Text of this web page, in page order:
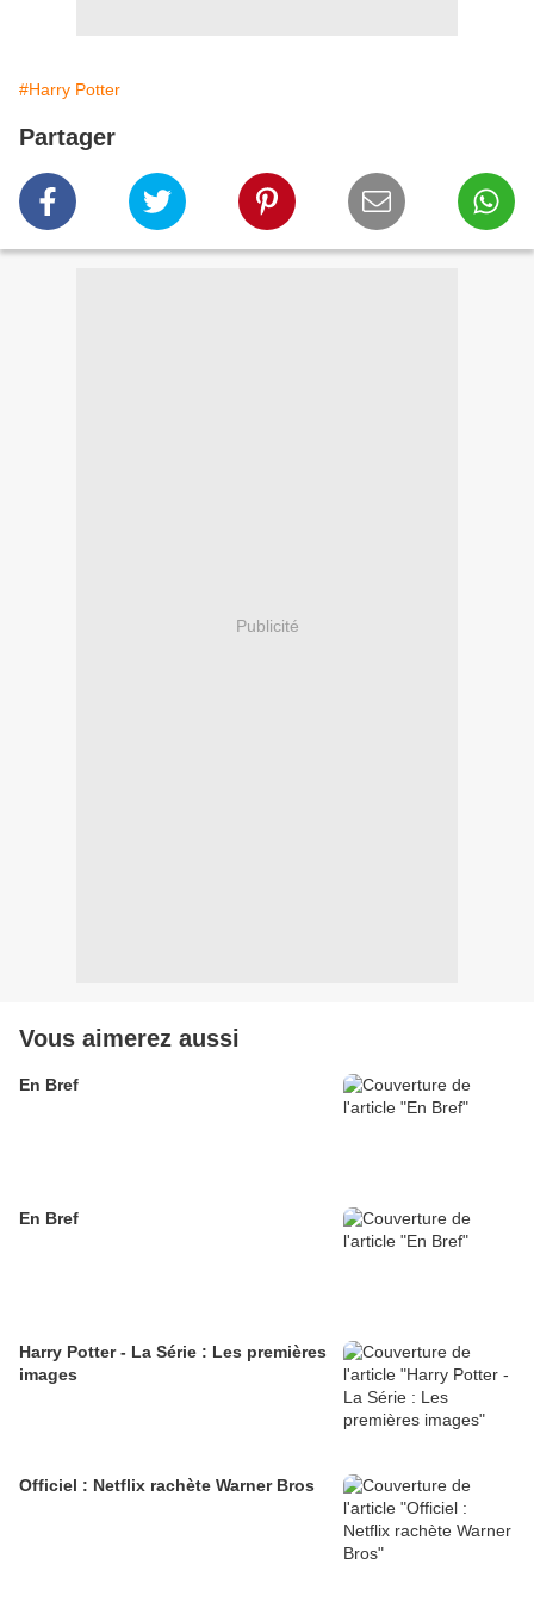
#Harry Potter
Partager
Publicité
Vous aimerez aussi
En Bref
En Bref
Harry Potter - La Série : Les premières
images
Officiel : Netflix rachète Warner Bros